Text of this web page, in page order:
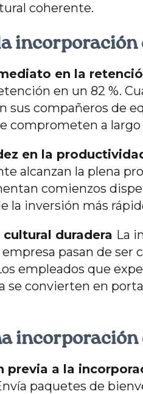
coherente.
en la
en un 82 %.
sus compañeros de
comprometen a largo
en la
alcanzan la plena
comienzos
la inversión más
duradera La
empresa pasan de
empleados que
se convierten en
incorporación
previa a la
paquetes de